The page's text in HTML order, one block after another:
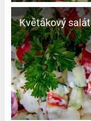
Květákový salát